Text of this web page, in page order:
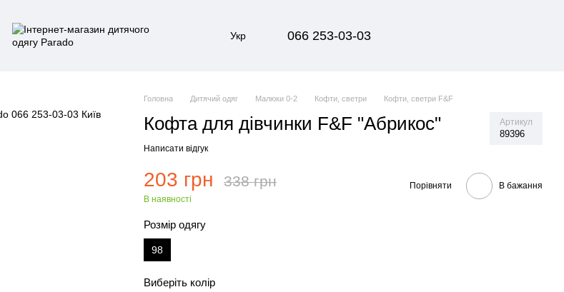
Укр 066 253-03-03
Головна Дитячий одяг Малюки 0-2 Кофти, светри Кофти, светри F&F
Кофта для дівчинки F&F "Абрикос" Артикул
89396
Написати відгук
203 грн 338 грн
В наявності
Порівняти В бажання
Розмір одягу
98
Виберіть колір